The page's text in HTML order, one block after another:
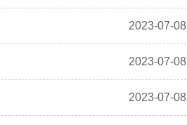
2023-07-08
2023-07-08
2023-07-08